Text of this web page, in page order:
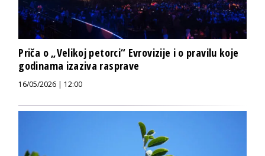
Priča o „Velikoj petorci“ Evrovizije i o pravilu koje
godinama izaziva rasprave
16/05/2026 | 12:00